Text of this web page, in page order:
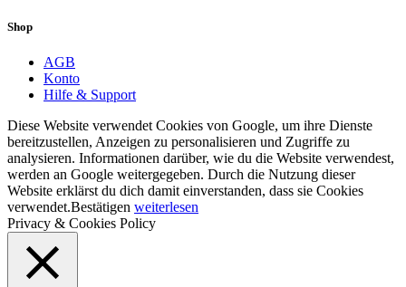
Shop
AGB
Konto
Hilfe & Support
Diese Website verwendet Cookies von Google, um ihre Dienste
bereitzustellen, Anzeigen zu personalisieren und Zugriffe zu
analysieren. Informationen darüber, wie du die Website verwendest,
werden an Google weitergegeben. Durch die Nutzung dieser
Website erklärst du dich damit einverstanden, dass sie Cookies
verwendet.Bestätigen weiterlesen
Privacy & Cookies Policy